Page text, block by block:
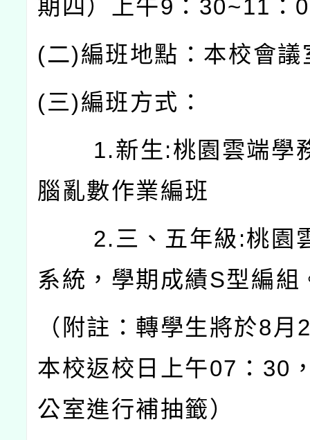
期四）上午9：30~11：
(二)編班地點：本校會議
(三)編班方式：
1.新生:桃園雲端學
腦亂數作業編班
2.三、五年級:桃園
系統，學期成績S型編組
（附註：轉學生將於8
本校返校日上午07：30
公室進行補抽籤）